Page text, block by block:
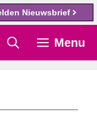
Nieuwsbrief
Menu